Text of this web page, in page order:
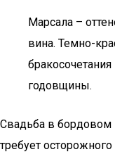
Марсала –
вина. Темно-
годовщины.
Свадьба в бордовом
требует